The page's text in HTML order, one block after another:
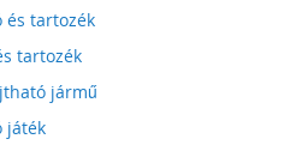
és tartozék
tartozék
jármű
játék